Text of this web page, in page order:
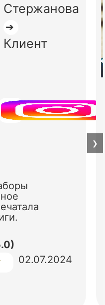
Стержанова
➔
Клиент
02.07.2024
❯